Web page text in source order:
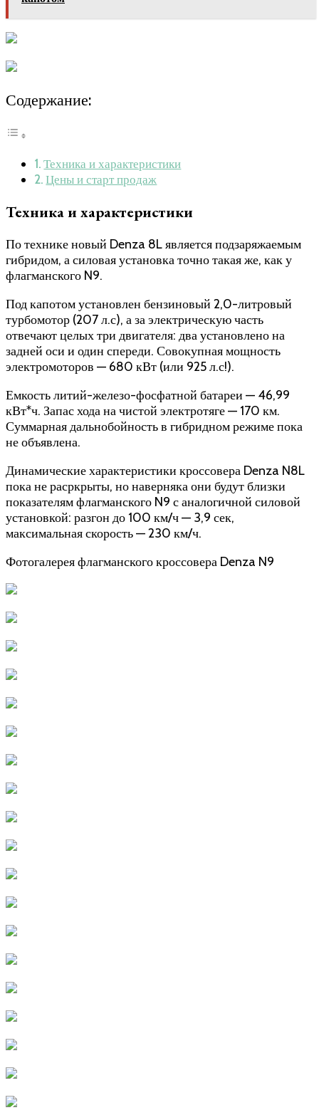
Содержание:
Техника и характеристики
Цены и старт продаж
Техника и характеристики
По технике новый Denza 8L является подзаряжаемым
гибридом, а силовая установка точно такая же, как у
флагманского N9.
Под капотом установлен бензиновый 2,0-литровый
турбомотор (207 л.с), а за электрическую часть
отвечают целых три двигателя: два установлено на
задней оси и один спереди. Совокупная мощность
электромоторов — 680 кВт (или 925 л.с!).
Емкость литий-железо-фосфатной батареи — 46,99
кВт*ч. Запас хода на чистой электротяге — 170 км.
Суммарная дальнобойность в гибридном режиме пока
не объявлена.
Динамические характеристики кроссовера Denza N8L
пока не расркрыты, но наверняка они будут близки
показателям флагманского N9 с аналогичной силовой
установкой: разгон до 100 км/ч — 3,9 сек,
максимальная скорость — 230 км/ч.
Фотогалерея флагманского кроссовера Denza N9